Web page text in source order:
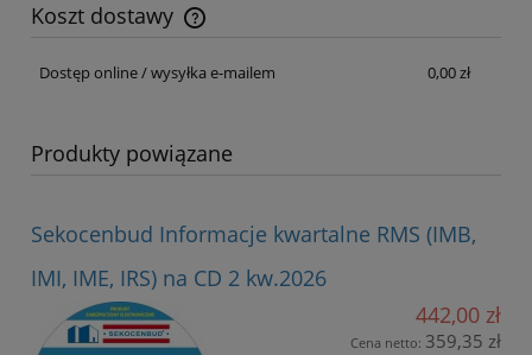
Koszt dostawy
Cena nie zawiera ewentualnych kosztów płatności
Dostęp online / wysyłka e-mailem
0,00 zł
Produkty powiązane
Sekocenbud Informacje kwartalne RMS (IMB,
IMI, IME, IRS) na CD 2 kw.2026
442,00 zł
Cena netto: 359,35 zł